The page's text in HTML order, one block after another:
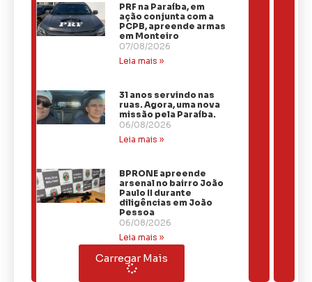
PRF na Paraíba, em
ação conjunta com a
PCPB, apreende armas
em Monteiro
07/08/2026
Leia mais »
31 anos servindo nas
ruas. Agora, uma nova
missão pela Paraíba.
06/08/2026
Leia mais »
BPRONE apreende
arsenal no bairro João
Paulo II durante
diligências em João
Pessoa
06/08/2026
Leia mais »
Carregar Mais